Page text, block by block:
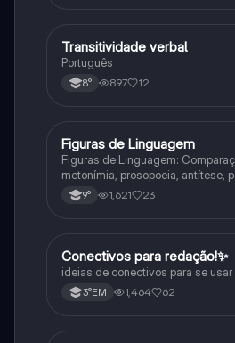
Português
Transitividade verbal
Português
8° 897 12
Português
Figuras de Linguagem
Figuras de Linguagem:
metonímia, prosopoeia, antítese,
eufemismo, hipérbole e
9° 1,621 23
Português
Conectivos para redação!✨
ideias de conectivos para se usar
3°EM 1,464 62